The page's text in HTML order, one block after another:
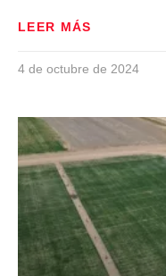
LEER MÁS
4 de octubre de 2024